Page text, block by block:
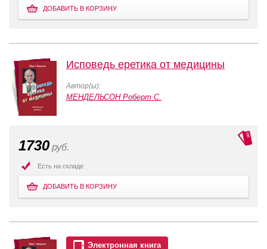
ДОБАВИТЬ В КОРЗИНУ
Исповедь еретика от медицины
Автор(ы):
МЕНДЕЛЬСОН Роберт С.
1730 руб.
Есть на складе
ДОБАВИТЬ В КОРЗИНУ
Электронная книга